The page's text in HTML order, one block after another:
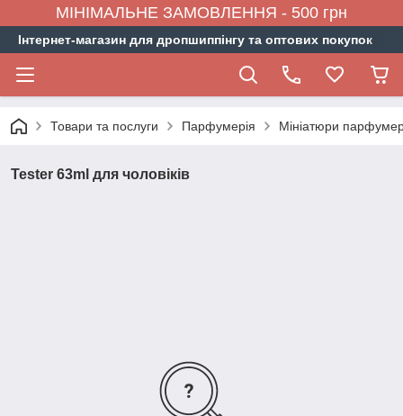
МІНІМАЛЬНЕ ЗАМОВЛЕННЯ - 500 грн
Інтернет-магазин для дропшиппінгу та оптових покупок
Товари та послуги Парфумерія Мініатюри
Tester 63ml для чоловіків